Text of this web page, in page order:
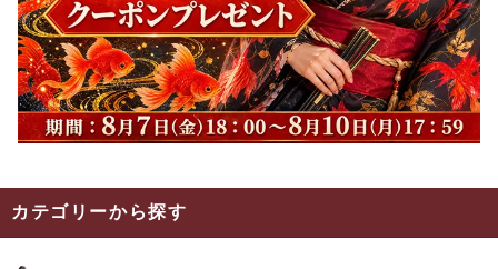
カテゴリーから探す